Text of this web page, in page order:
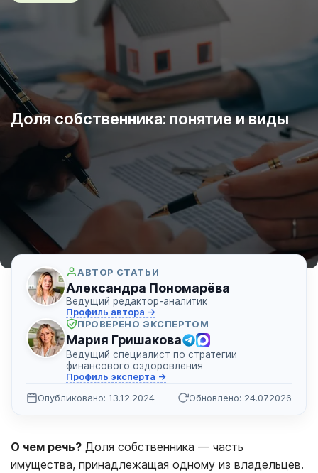
Доля собственника: понятие и виды
АВТОР СТАТЬИ
Александра Пономарёва
Ведущий редактор-аналитик
Профиль автора →
ПРОВЕРЕНО ЭКСПЕРТОМ
Мария Гришакова
Ведущий специалист по стратегии
финансового оздоровления
Профиль эксперта →
Опубликовано: 13.12.2024
Обновлено: 24.07.2026
О чем речь? Доля собственника — часть
имущества, принадлежащая одному из владельцев.